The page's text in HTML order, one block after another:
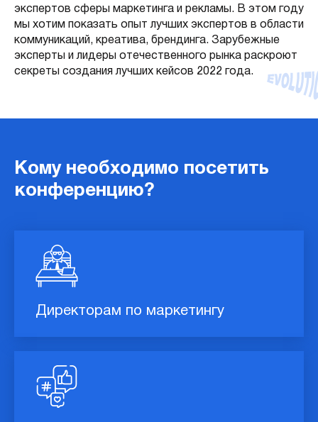
экспертов сферы маркетинга и рекламы. В этом году
мы хотим показать опыт лучших экспертов в области
коммуникаций, креатива, брендинга. Зарубежные
эксперты и лидеры отечественного рынка раскроют
секреты создания лучших кейсов 2022 года.
Кому необходимо посетить
конференцию?
Директорам по маркетингу